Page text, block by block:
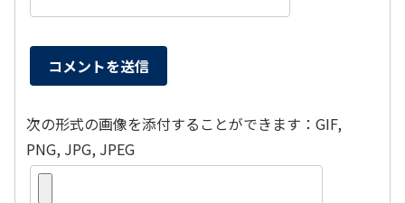
次の形式の画像を添付することができます：GIF,
PNG, JPG, JPEG